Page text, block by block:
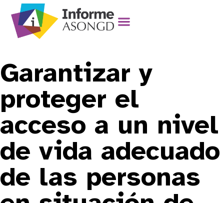
Garantizar y
proteger el
acceso a un nivel
de vida adecuado
de las personas